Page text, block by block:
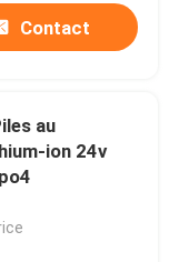
Contact
au
ion 24v